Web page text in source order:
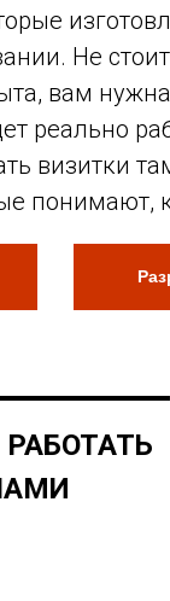
Не
вам
реально
визитки
понимают,